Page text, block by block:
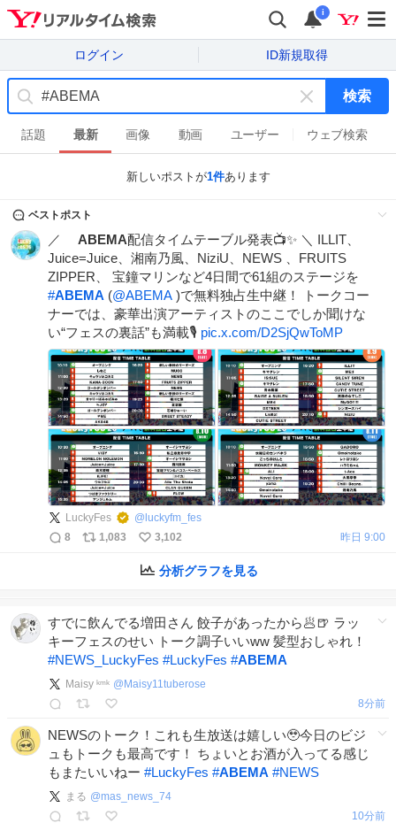
i
ログイン ID新規取得
キ
ー
ワ
す
検索
話題 最新 画像 動画 ユーザー ウェブ検索
新しいポストが1件あります
ベストポスト
／ ABEMA配信タイムテーブル発表📺✨ ＼ ILLIT、
Juice=Juice、湘南乃風、NiziU、NEWS 、FRUITS
ZIPPER、 宝鐘マリンなど4日間で61組のステージを
#ABEMA (@ABEMA )で無料独占生中継！ トークコー
ナーでは、豪華出演アーティストのここでしか聞けな
い“フェスの裏話”も満載🎙 pic.x.com/D2SjQwToMP
LuckyFes @ luckyfm_fes
8
1,083 3,102 昨日 9:00
分析グラフを見る
すでに飲んでる増田さん 餃子があったから🥟🍺 ラッ
キーフェスのせい トーク調子いいww 髪型おしゃれ！
#NEWS_LuckyFes #LuckyFes #ABEMA
Maisy ᵏᵐᵏ @ Maisy11tuberose
8分前
NEWSのトーク！これも生放送は嬉しい🥹今日のビジ
ュもトークも最高です！ ちょいとお酒が入ってる感じ
もまたいいねー #LuckyFes #ABEMA #NEWS
まる @mas_news_74
10分前